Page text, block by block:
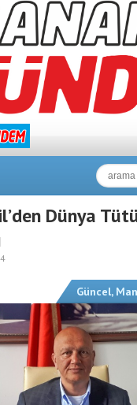
Dünya
Güncel,